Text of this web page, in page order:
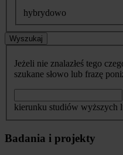
hybrydowo
Wyszukaj
Jeżeli nie znalazłeś tego
szukane słowo lub frazę
kierunku studiów wyższych
Badania i projekty